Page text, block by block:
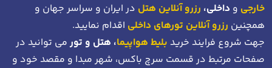
خارجی و داخلی، رزرو آنلاین هتل در ایران و سراسر جهان و
همچنین رزرو آنلاین تورهای داخلی اقدام نمایید.
جهت شروع فرایند خرید بلیط هواپیما، هتل و تورمی توانید در
صفحات مرتبط در قسمت سرچ باکس، شهر مبدا و مقصد خود و